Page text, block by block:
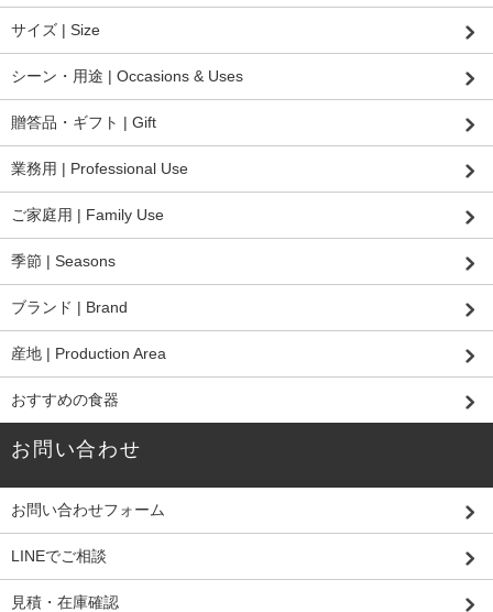
サイズ | Size
シーン・用途 | Occasions & Uses
贈答品・ギフト | Gift
業務用 | Professional Use
ご家庭用 | Family Use
季節 | Seasons
ブランド | Brand
産地 | Production Area
おすすめの食器
お問い合わせ
お問い合わせフォーム
LINEでご相談
見積・在庫確認